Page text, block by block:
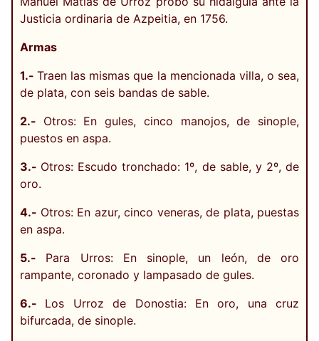
Justicia ordinaria de Azpeitia, en 1756.
Armas
1.-Traen las mismas que la mencionada villa, o sea,
de plata, con seis bandas de sable.
2.- Otros: En gules, cinco manojos, de sinople,
puestos en aspa.
3.- Otros: Escudo tronchado: 1º, de sable, y 2º, de
oro.
4.- Otros: En azur, cinco veneras, de plata, puestas
en aspa.
5.- Para Urros: En sinople, un león, de oro
rampante, coronado y lampasado de gules.
6.- Los Urroz de Donostia: En oro, una cruz
bifurcada, de sinople.